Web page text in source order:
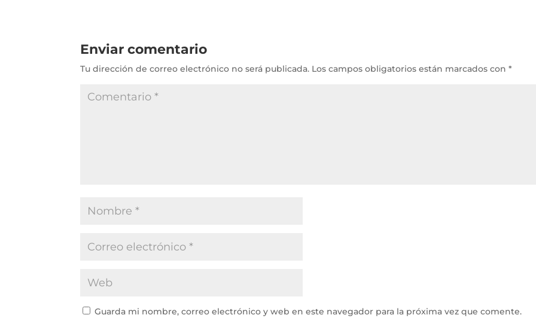
Enviar comentario
Tu dirección de correo electrónico no será publicada. Los campos obligatorios están marcados con*
Guarda mi nombre, correo electrónico y web en este navegador para la próxima vez que comente.